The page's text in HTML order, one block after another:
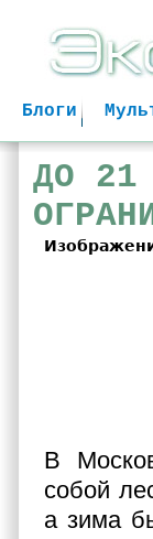
Блоги
ДО 21
В
собой
а зима